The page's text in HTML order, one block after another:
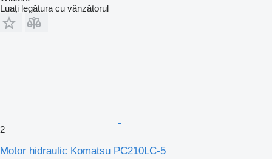
Luați legătura cu vânzătorul
2
Motor hidraulic Komatsu PC210LC-5